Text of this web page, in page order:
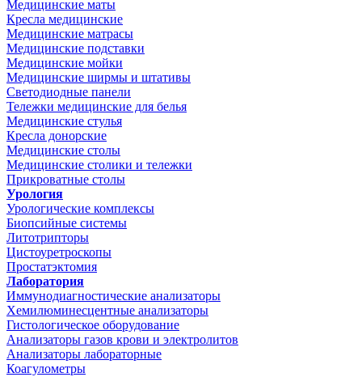
Медицинские маты
Кресла медицинские
Медицинские матрасы
Медицинские подставки
Медицинские мойки
Медицинские ширмы и штативы
Светодиодные панели
Тележки медицинские для белья
Медицинские стулья
Кресла донорские
Медицинские столы
Медицинские столики и тележки
Прикроватные столы
Урология
Урологические комплексы
Биопсийные системы
Литотрипторы
Цистоуретроскопы
Простатэктомия
Лаборатория
Иммунодиагностические анализаторы
Хемилюминесцентные анализаторы
Гистологическое оборудование
Анализаторы газов крови и электролитов
Анализаторы лабораторные
Коагулометры